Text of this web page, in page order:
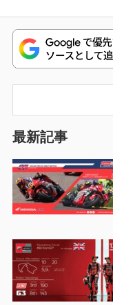
ビ
ゲ
ー
ン
稿:
最新記事